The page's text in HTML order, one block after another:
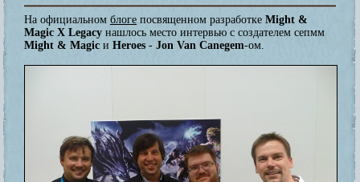
На официальном блоге посвященном разработке Might &
Magic X Legacy нашлось место интервью с создателем сепмм
Might & Magic и Heroes - Jon Van Canegem-ом.